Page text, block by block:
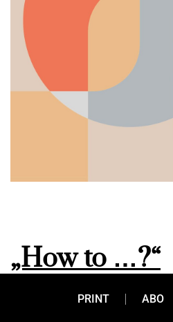
„How to …?“
PRINT ABO